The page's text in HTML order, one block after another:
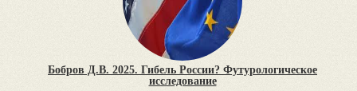
Бобров Д.В. 2025. Гибель России? Футурологическое
исследование